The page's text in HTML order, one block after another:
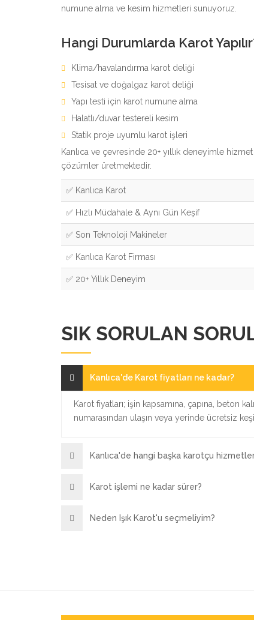
numune alma ve kesim hizmetleri sunuyoruz.
Hangi Durumlarda Karot
Klima/havalandırma karot deliği
Tesisat ve doğalgaz karot deliği
Yapı testi için karot numune alma
Halatlı/duvar testereli kesim
Statik proje uyumlu karot işleri
Kanlıca ve çevresinde 20+ yıllık deneyimle
çözümler üretmektedir.
✅ Kanlıca Karot
✅ Hızlı Müdahale & Aynı Gün Keşif
✅ Son Teknoloji Makineler
✅ Kanlıca Karot Firması
✅ 20+ Yıllık Deneyim
SIK SORULAN
Kanlıca'de Karot fiyatları ne kadar?
Karot fiyatları; işin kapsamına, çapına, beton
numarasından ulaşın veya yerinde ücretsiz
Kanlıca'de hangi başka karotçu
Karot işlemi ne kadar sürer?
Neden Işık Karot'u seçmeliyim?